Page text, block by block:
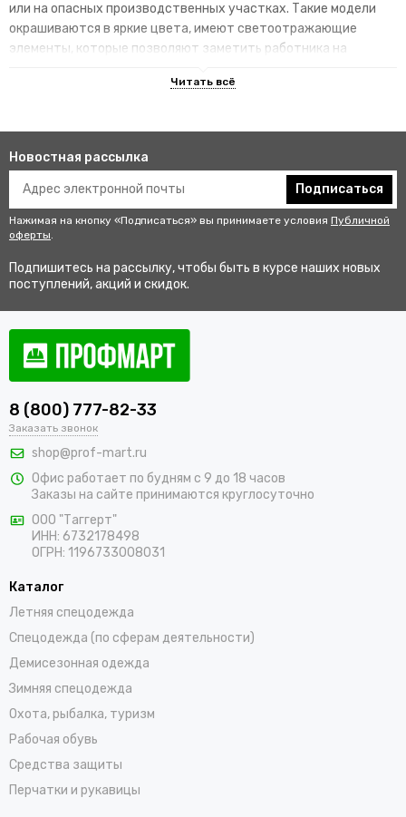
или на опасных производственных участках. Такие модели
окрашиваются в яркие цвета, имеют светоотражающие
элементы, которые позволяют заметить работника на
изделий
Гарантируют улучшенную видимость человека и его
безопасность на рабочем месте. В результате этого
снижается риск аварии и получения травмы.
Не мешаются во время выполнения профессиональных
Соответствуют стандартам качества, так как проходят
Купить одежду сигнальную для
работников оптом и в розницу с
доставкой по Малой Вишере
В интернет-магазине «ПрофМарт» можно купить сигнальную
одежду для персонала. Мы работаем с оптовыми и
розничными покупателями. Предлагаем на выбор сигнальные
жилеты, сезонные костюмы, брюки и прочие составляющие
униформы в ярких заметных цветах. Доставка покупок,
которые оформляются на сайте, осуществляется по Малой
Вишере и остальным населенным пунктам России.
Новостная рассылка
Подписаться
Нажимая на кнопку «Подписаться» вы принимаете условия Публичной
оферты.
Подпишитесь на рассылку, чтобы быть в курсе наших новых
поступлений, акций и скидок.
8 (800) 777-82-33
Заказать звонок
shop@prof-mart.ru
Офис работает по будням с 9 до 18 часов
Заказы на сайте принимаются круглосуточно
ООО "Таггерт"
ИНН: 6732178498
ОГРН: 1196733008031
Каталог
Летняя спецодежда
Спецодежда (по сферам деятельности)
Демисезонная одежда
Зимняя спецодежда
Охота, рыбалка, туризм
Рабочая обувь
Средства защиты
Перчатки и рукавицы